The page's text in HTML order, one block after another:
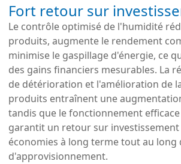
Fort retour sur
Le contrôle optimisé de l'humidité
produits, augmente le rendement
minimise le gaspillage d'énergie, ce
des gains financiers mesurables. La
de détérioration et l'amélioration de
produits entraînent une
tandis que le fonctionnement
garantit un retour sur investissement
économies à long terme tout au long
d'approvisionnement.